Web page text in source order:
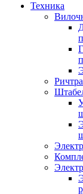
Техника